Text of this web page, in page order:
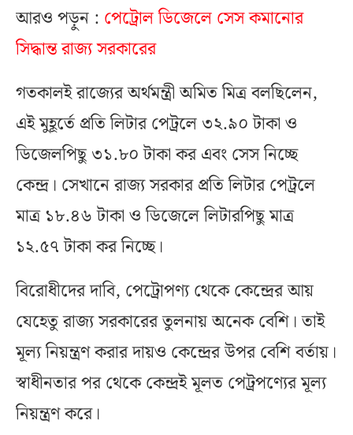
আরও পড়ুন : পেট্রোল ডিজেলে সেস কমানোর
সিদ্ধান্ত রাজ‍্য সরকারের
গতকালই রাজ্যের অর্থমন্ত্রী অমিত মিত্র বলছিলেন,
এই মুহূর্তে প্রতি লিটার পেট্রলে ৩২.৯০ টাকা ও
ডিজেলপিছু ৩১.৮০ টাকা কর এবং সেস নিচ্ছে
কেন্দ্র। সেখানে রাজ্য সরকার প্রতি লিটার পেট্রলে
মাত্র ১৮.৪৬ টাকা ও ডিজেলে লিটারপিছু মাত্র
১২.৫৭ টাকা কর নিচ্ছে।
বিরোধীদের দাবি, পেট্রোপণ্য থেকে কেন্দ্রের আয়
যেহেতু রাজ্য সরকারের তুলনায় অনেক বেশি। তাই
মূল্য নিয়ন্ত্রণ করার দায়ও কেন্দ্রের উপর বেশি বর্তায়।
স্বাধীনতার পর থেকে কেন্দ্রই মূলত পেট্রপণ্যের মূল্য
নিয়ন্ত্রণ করে।